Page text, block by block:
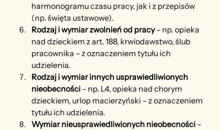
harmonogramu czasu pracy, jak i z przepisów
(np. święta ustawowe).
Rodzaj i wymiar zwolnień od pracy – np. opieka
nad dzieckiem z art. 188, krwiodawstwo, ślub
pracownika – z oznaczeniem tytułu ich
udzielenia.
Rodzaj i wymiar innych usprawiedliwionych
nieobecności – np. L4, opieka nad chorym
dzieckiem, urlop macierzyński – z oznaczeniem
tytułu ich udzielenia.
Wymiar nieusprawiedliwionych nieobecności –